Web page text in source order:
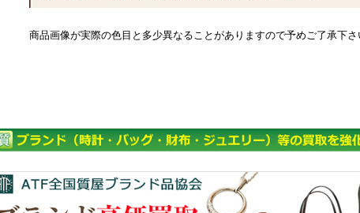
商品画像が実際の色目と多少異なることがありますので予めご了承下さ